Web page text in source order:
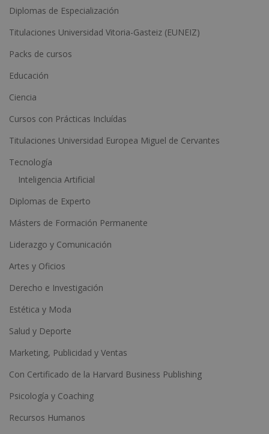
e
r
n
i
v
e
Diplomas de Especialización
Titulaciones Universidad Vitoria-Gasteiz (EUNEIZ)
Packs de cursos
Educación
Ciencia
Cursos con Prácticas Incluídas
Titulaciones Universidad Europea Miguel de Cervantes
Tecnología
Inteligencia Artificial
Diplomas de Experto
Másters de Formación Permanente
Liderazgo y Comunicación
Artes y Oficios
Derecho e Investigación
Estética y Moda
Salud y Deporte
Marketing, Publicidad y Ventas
Con Certificado de la Harvard Business Publishing
Psicología y Coaching
Recursos Humanos